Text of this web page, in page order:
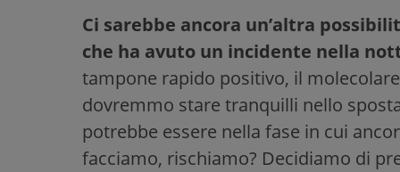
Ci sarebbe ancora un’altra
che ha avuto un incidente nella
tampone rapido positivo, il
dovremmo stare tranquilli nello
potrebbe essere nella fase in cui
facciamo, rischiamo? Decidiamo di